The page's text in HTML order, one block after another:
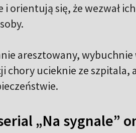
orientują się, że wezwał
aresztowany, wybuchnie
chory ucieknie ze
„Na sygnale”